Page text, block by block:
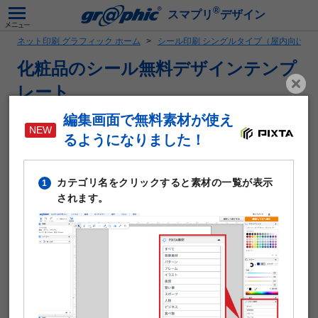
スマプリ ®デザイン
ネット印刷 グラフィック ホーム シール印刷 シングルタイプ（屋内向け）
化粧品のシール無料デザインテンプ
レート
全てのサイズ 化粧品
「化粧品」がテーマのシール・ラベル作成に使える無料デザ
インテンプレートです。写真や文字を入れるだけで本格的な
シールが作成できます。テンプレート編集は無料。そのまま
印刷注文が可能です。
シール・ラベルの仕様や印刷料金はこちら
シール印刷の注意点はこちら
【 対応形状 】
編集画面で無料素材が使え
るようになりました！
1
カテゴリ名をクリックすると素材の一覧が表示
されます。